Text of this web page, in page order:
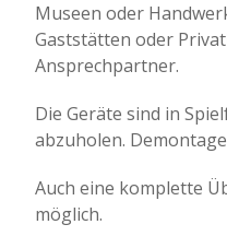
Museen oder
Gaststätten oder
Ansprechpartner.
Die Geräte sind in
abzuholen.
Auch eine komplette
möglich.